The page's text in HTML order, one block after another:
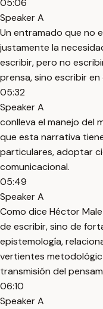
05:06
Speaker A
Un entramado que no
justamente la
escribir, pero no
prensa, sino escribir
05:32
Speaker A
conlleva el manejo del
que esta narrativa
particulares, adoptar
comunicacional.
05:49
Speaker A
Como dice Héctor
de escribir, sino de
epistemología,
vertientes
transmisión del
06:10
Speaker A